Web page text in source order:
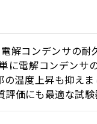
解コンデンサの
に電解コンデン
温度上昇も抑え
価にも最適な試験